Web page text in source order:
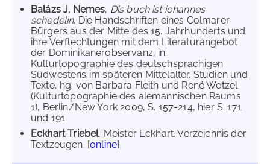
Balázs J. Nemes, Dis buch ist iohannes
schedelin. Die Handschriften eines Colmarer
Bürgers aus der Mitte des 15. Jahrhunderts und
ihre Verflechtungen mit dem Literaturangebot
der Dominikanerobservanz, in:
Kulturtopographie des deutschsprachigen
Südwestens im späteren Mittelalter. Studien und
Texte, hg. von Barbara Fleith und René Wetzel
(Kulturtopographie des alemannischen Raums
1), Berlin/New York 2009, S. 157-214, hier S. 171
und 191.
Eckhart Triebel, Meister Eckhart. Verzeichnis der
Textzeugen. [online]